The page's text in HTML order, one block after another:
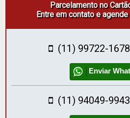
Parcelamento no
Entre em contato e
(11) 99722-1678
Enviar
(11) 94049-9943